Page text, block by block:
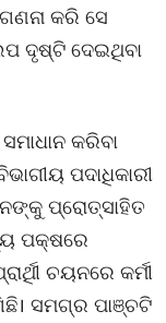
କରି ସେ
ଦୃଷ୍ଟି ଦେଇଥିବା
କରିବା
ପଦାଧିକାରୀ
ପ୍ରୋତ୍ସାହିତ
ପକ୍ଷରେ
ଚୟନରେ କର୍ମୀ
ସମଗ୍ର ପାଞ୍ଚଟି